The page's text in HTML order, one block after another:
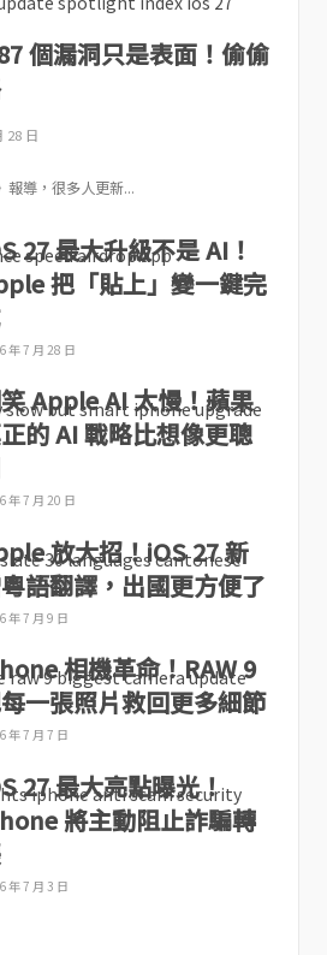
個漏洞只是表面！偷偷
28 日
報導，很多人更新...
27 最大升級不是 AI！
把「貼上」變一鍵完
年 7 月 28 日
Apple AI 太慢！蘋果
的 AI 戰略比想像更聰
年 7 月 20 日
放大招！iOS 27 新
語翻譯，出國更方便了
年 7 月 9 日
相機革命！RAW 9
一張照片救回更多細節
年 7 月 7 日
27 最大亮點曝光！
將主動阻止詐騙轉
年 7 月 3 日